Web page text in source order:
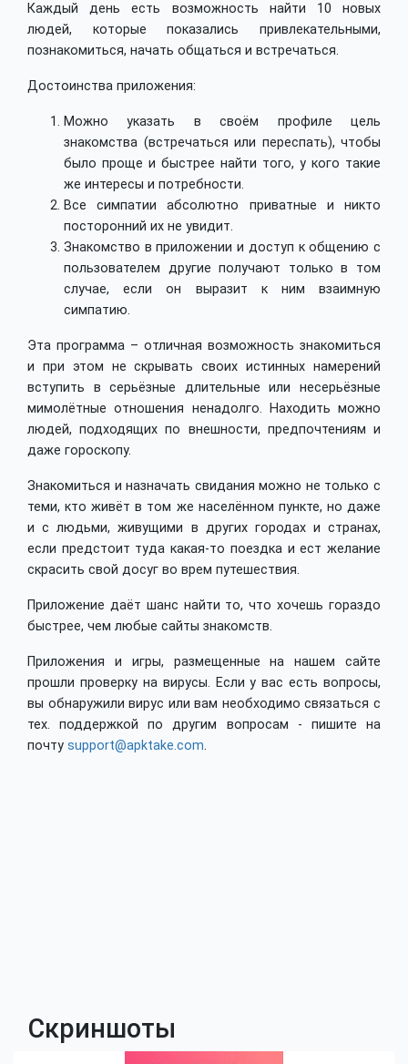
Каждый день есть возможность найти 10 новых
людей, которые показались привлекательными,
познакомиться, начать общаться и встречаться.
Достоинства приложения:
Можно указать в своём профиле цель
знакомства (встречаться или переспать), чтобы
было проще и быстрее найти того, у кого такие
же интересы и потребности.
Все симпатии абсолютно приватные и никто
посторонний их не увидит.
Знакомство в приложении и доступ к общению с
пользователем другие получают только в том
случае, если он выразит к ним взаимную
симпатию.
Эта программа – отличная возможность знакомиться
и при этом не скрывать своих истинных намерений
вступить в серьёзные длительные или несерьёзные
мимолётные отношения ненадолго. Находить можно
людей, подходящих по внешности, предпочтениям и
даже гороскопу.
Знакомиться и назначать свидания можно не только с
теми, кто живёт в том же населённом пункте, но даже
и с людьми, живущими в других городах и странах,
если предстоит туда какая-то поездка и ест желание
скрасить свой досуг во врем путешествия.
Приложение даёт шанс найти то, что хочешь гораздо
быстрее, чем любые сайты знакомств.
Приложения и игры, размещенные на нашем сайте
прошли проверку на вирусы. Если у вас есть вопросы,
вы обнаружили вирус или вам необходимо связаться с
тех. поддержкой по другим вопросам - пишите на
почту support@apktake.com.
Скриншоты